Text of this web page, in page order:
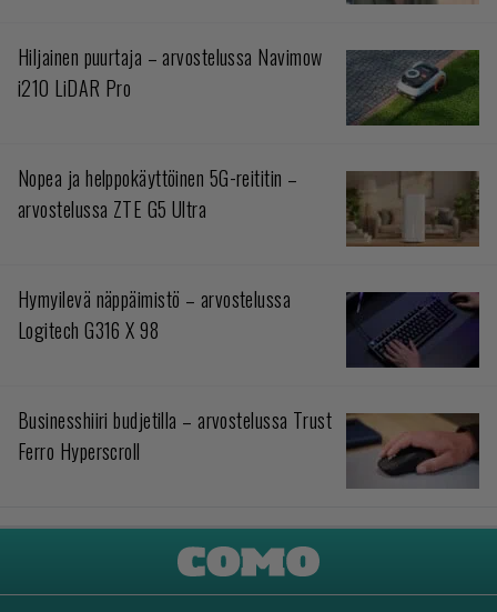
Hiljainen puurtaja – arvostelussa Navimow
i210 LiDAR Pro
Nopea ja helppokäyttöinen 5G-reititin –
arvostelussa ZTE G5 Ultra
Hymyilevä näppäimistö – arvostelussa
Logitech G316 X 98
Businesshiiri budjetilla – arvostelussa Trust
Ferro Hyperscroll